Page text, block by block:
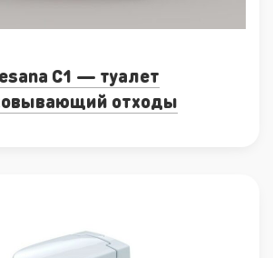
C1 — туалет
отходы